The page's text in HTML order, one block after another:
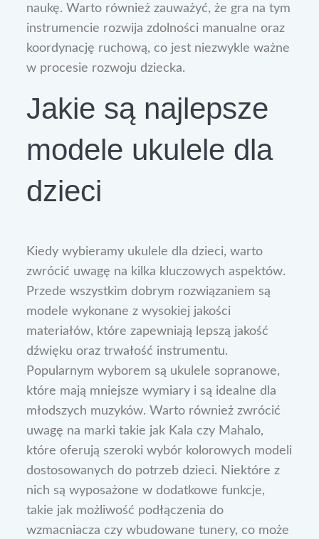
naukę. Warto również zauważyć, że gra na tym
instrumencie rozwija zdolności manualne oraz
koordynację ruchową, co jest niezwykle ważne
w procesie rozwoju dziecka.
Jakie są najlepsze
modele ukulele dla
dzieci
Kiedy wybieramy ukulele dla dzieci, warto
zwrócić uwagę na kilka kluczowych aspektów.
Przede wszystkim dobrym rozwiązaniem są
modele wykonane z wysokiej jakości
materiałów, które zapewniają lepszą jakość
dźwięku oraz trwałość instrumentu.
Popularnym wyborem są ukulele sopranowe,
które mają mniejsze wymiary i są idealne dla
młodszych muzyków. Warto również zwrócić
uwagę na marki takie jak Kala czy Mahalo,
które oferują szeroki wybór kolorowych modeli
dostosowanych do potrzeb dzieci. Niektóre z
nich są wyposażone w dodatkowe funkcje,
takie jak możliwość podłączenia do
wzmacniacza czy wbudowane tunery, co może